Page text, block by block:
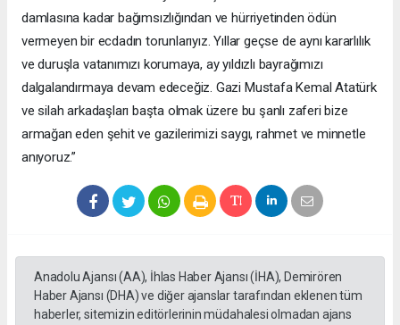
damlasına kadar bağımsızlığından ve hürriyetinden ödün
vermeyen bir ecdadın torunlarıyız. Yıllar geçse de aynı kararlılık
ve duruşla vatanımızı korumaya, ay yıldızlı bayrağımızı
dalgalandırmaya devam edeceğiz. Gazi Mustafa Kemal Atatürk
ve silah arkadaşları başta olmak üzere bu şanlı zaferi bize
armağan eden şehit ve gazilerimizi saygı, rahmet ve minnetle
anıyoruz.”
Anadolu Ajansı (AA), İhlas Haber Ajansı (İHA), Demirören
Haber Ajansı (DHA) ve diğer ajanslar tarafından eklenen tüm
haberler, sitemizin editörlerinin müdahalesi olmadan ajans